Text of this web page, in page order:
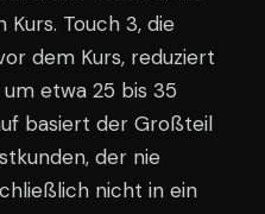
Touch 3, die
dem Kurs, reduziert
etwa 25 bis 35
basiert der Großteil
der nie
nicht in ein